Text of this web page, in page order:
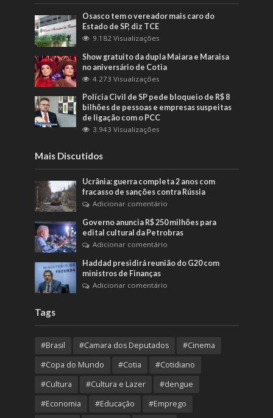
Osasco tem o vereador mais caro do
Estado de SP, diz TCE
9.182 Visualizações
Show gratuito da dupla Maiara e Maraisa
no aniversário de Cotia
4.273 Visualizações
Polícia Civil de SP pede bloqueio de R$ 8
bilhões de pessoas e empresas suspeitas
de ligação com o PCC
3.943 Visualizações
Mais Discutidos
Ucrânia: guerra completa 2 anos com
fracasso de sanções contra Rússia
Adicionar comentário
Governo anuncia R$ 250 milhões para
edital cultural da Petrobras
Adicionar comentário
Haddad presidirá reunião do G20 com
ministros de Finanças
Adicionar comentário
Tags
#Brasil #Camara dos Deputados
#Cinema
#Copa do Mundo
#Cotia
#Cotidiano
#Cultura
#Cultura e Lazer
#dengue
#Economia
#Educação
#Emprego